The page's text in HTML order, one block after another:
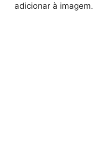
adicionar à imagem.